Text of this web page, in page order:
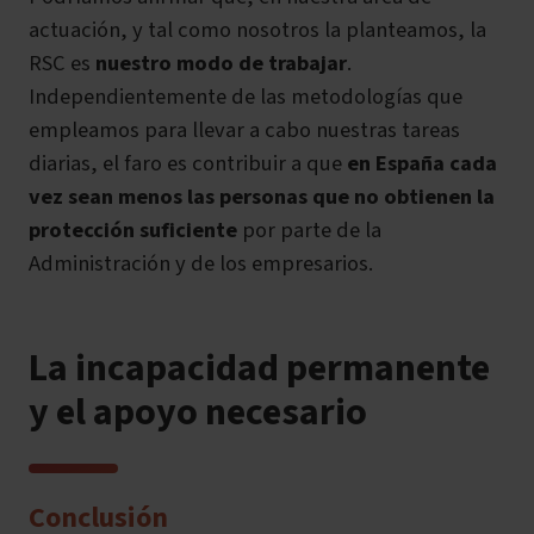
actuación, y tal como nosotros la planteamos, la
RSC es nuestro modo de trabajar.
Independientemente de las metodologías que
empleamos para llevar a cabo nuestras tareas
diarias, el faro es contribuir a queen España cada
vez sean menos las personas que no obtienen la
protección suficiente por parte de la
Administración y de los empresarios.
La incapacidad permanente
y el apoyo necesario
Conclusión